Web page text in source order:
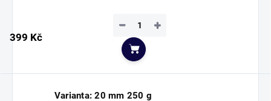
399 Kč
+
−
Do košíku
Varianta: 20 mm 250 g